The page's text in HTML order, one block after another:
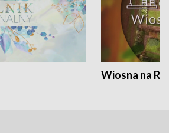
Wiosna na